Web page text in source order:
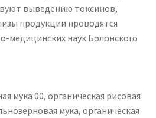
выведению токсинов,
продукции проводятся
медицинских наук Болонского
мука 00, органическая рисовая
мука, органическая